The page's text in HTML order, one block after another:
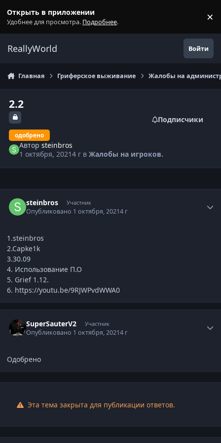
Открыть в приложении
Удобнее для просмотра. Подробнее. ×
ReallyWorld Войти
Главная Гриферское выживание Жалобы на
2.2
одобрено
Подписчики
Авторsteinbros
1 октября, 20214 г вЖалобы на игроков.
steinbros Участник
Опубликовано 1 октября, 20214 г
1.steinbros
2.Capke1k
3.30.09
4. Использование П.О
5. Grief 1.12.
6. https://youtu.be/9RJWPvdWWA0
SuperSauterV2 Участник
Опубликовано 1 октября, 20214 г
Одобрено
Эта тема закрыта для публикации ответов.